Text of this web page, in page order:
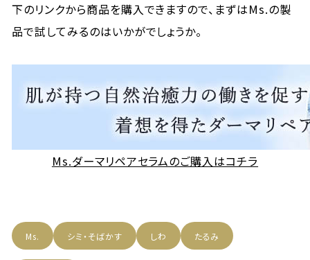
下のリンクから商品を購入できますので、まずはMs.の製
品で試してみるのはいかがでしょうか。
Ms.ダーマリペアセラムのご購入はコチラ
Ms. シミ・そばかす しわ たるみ